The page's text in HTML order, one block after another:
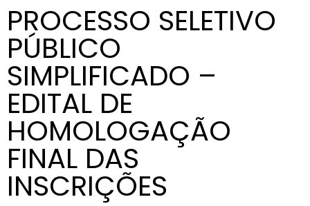
PROCESSO SELETIVO
PÚBLICO
SIMPLIFICADO –
EDITAL DE
HOMOLOGAÇÃO
FINAL DAS
INSCRIÇÕES